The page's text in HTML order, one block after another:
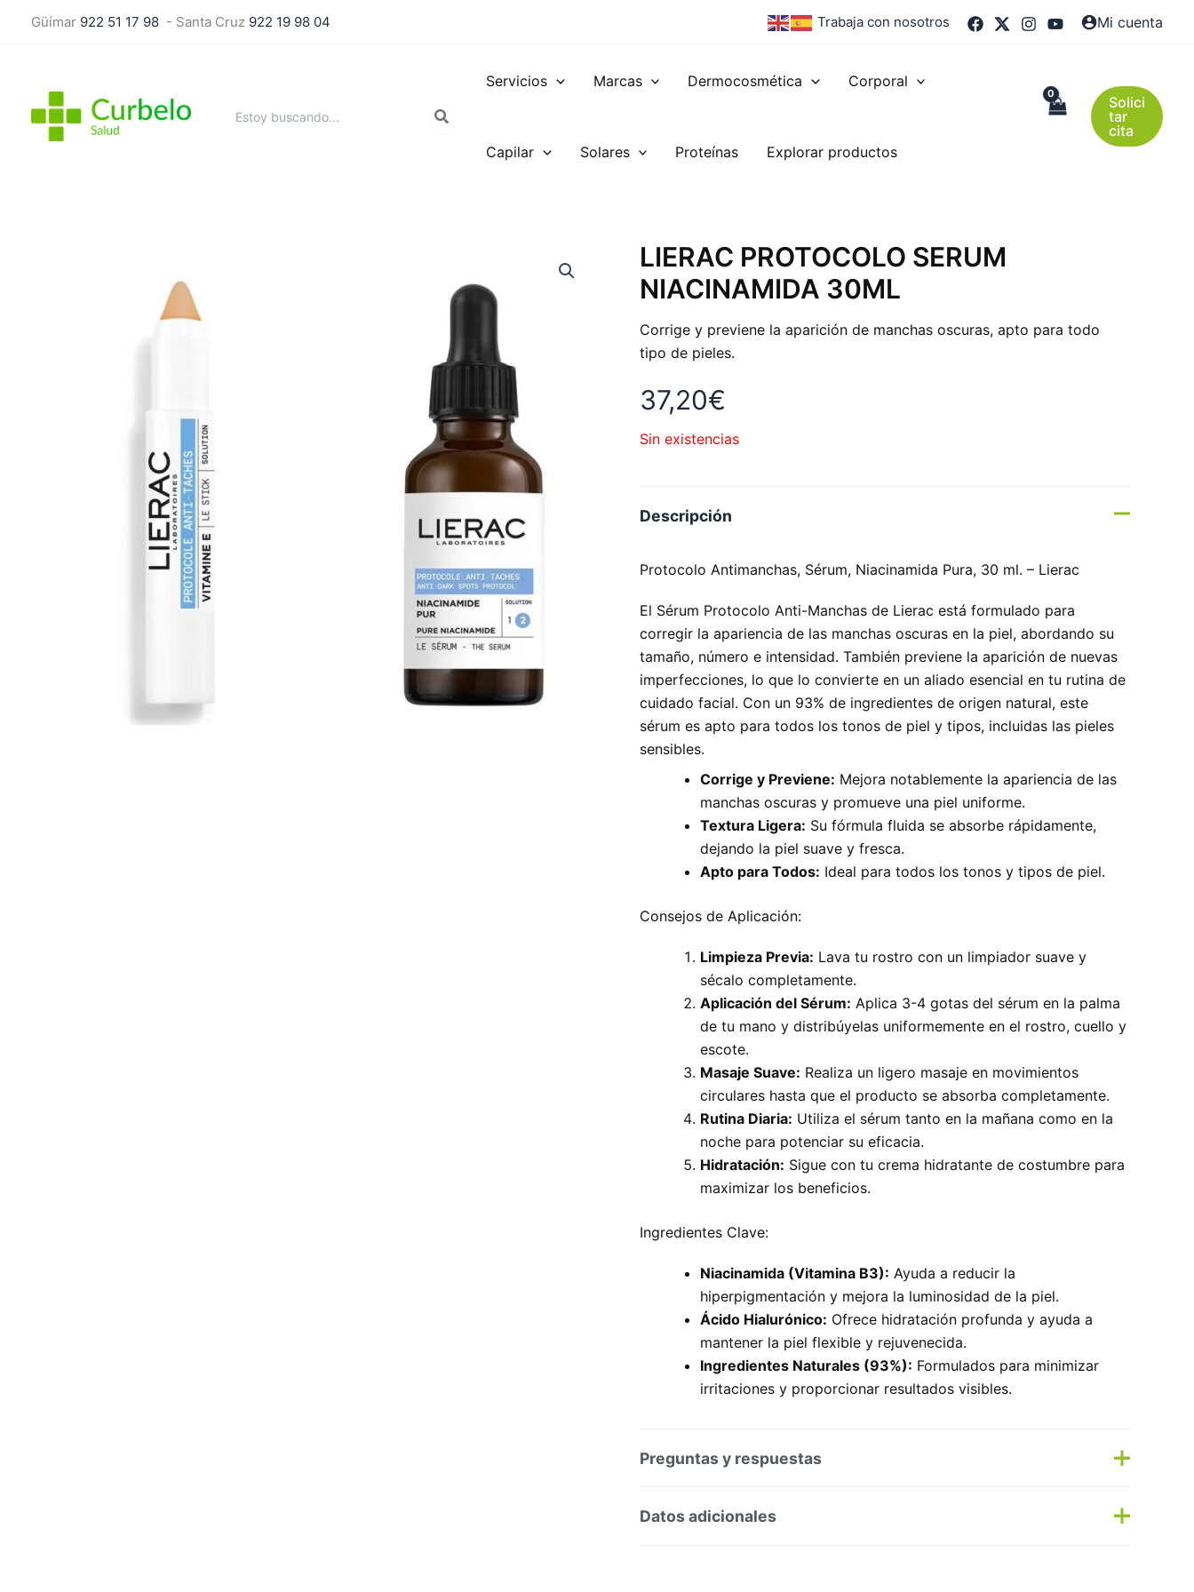
Güímar 922 51 17 98 - Santa Cruz 922 19 98 04 Trabaja con nosotros Mi cuenta
por:
Servicios Marcas Dermocosmética Corporal
Capilar Solares Proteínas Explorar productos
Solici
tar
cita
LIERAC PROTOCOLO SERUM
NIACINAMIDA 30ML
Corrige y previene la aparición de manchas oscuras, apto para todo
tipo de pieles.
37,20€
Sin existencias
Descripción
Protocolo Antimanchas, Sérum, Niacinamida Pura, 30 ml. – Lierac
El Sérum Protocolo Anti-Manchas de Lierac está formulado para
corregir la apariencia de las manchas oscuras en la piel, abordando su
tamaño, número e intensidad. También previene la aparición de nuevas
imperfecciones, lo que lo convierte en un aliado esencial en tu rutina de
cuidado facial. Con un 93% de ingredientes de origen natural, este
sérum es apto para todos los tonos de piel y tipos, incluidas las pieles
sensibles.
Corrige y Previene: Mejora notablemente la apariencia de las
manchas oscuras y promueve una piel uniforme.
Textura Ligera: Su fórmula fluida se absorbe rápidamente,
dejando la piel suave y fresca.
Apto para Todos: Ideal para todos los tonos y tipos de piel.
Consejos de Aplicación:
Limpieza Previa: Lava tu rostro con un limpiador suave y
sécalo completamente.
Aplicación del Sérum: Aplica 3-4 gotas del sérum en la palma
de tu mano y distribúyelas uniformemente en el rostro, cuello y
escote.
Masaje Suave: Realiza un ligero masaje en movimientos
circulares hasta que el producto se absorba completamente.
Rutina Diaria: Utiliza el sérum tanto en la mañana como en la
noche para potenciar su eficacia.
Hidratación: Sigue con tu crema hidratante de costumbre para
maximizar los beneficios.
Ingredientes Clave:
Niacinamida (Vitamina B3): Ayuda a reducir la
hiperpigmentación y mejora la luminosidad de la piel.
Ácido Hialurónico: Ofrece hidratación profunda y ayuda a
mantener la piel flexible y rejuvenecida.
Ingredientes Naturales (93%): Formulados para minimizar
irritaciones y proporcionar resultados visibles.
Preguntas y respuestas
Preguntas y respuestas
Datos adicionales